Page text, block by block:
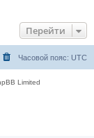
Перейти
Часовой пояс: UTC
Limited